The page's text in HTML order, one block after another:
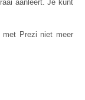
aanleert. Je kunt
met Prezi niet meer